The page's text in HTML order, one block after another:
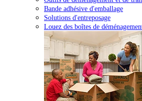
Bande adhésive d'emballage
Solutions d'entreposage
Louez des boîtes de